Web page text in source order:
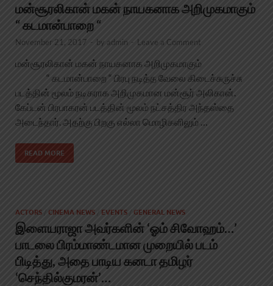
மன்சூரலிகான் மகன் நாயகனாக அறிமுகமாகும்
“ கடமான்பாறை “
November 21, 2017 - by admin - Leave a Comment
மன்சூரலிகான் மகன் நாயகனாக அறிமுகமாகும்
“ கடமான்பாறை “ பிரபு நடித்த வேலை கிடைச்சுருச்சு
படத்தின் மூலம் நடிகராக அறிமுகமான மன்சூர் அலிகான்.
கேப்டன் பிரபாகரன் படத்தின் மூலம் நட்சத்திர அந்தஸ்தை
அடைந்தார். அதற்கு பிறகு எல்லா மொழிகளிலும் …
READ MORE
ACTORS / CINEMA NEWS / EVENTS / GENERAL NEWS
இளையராஜா அவர்களின் ‘ஓம் சிவோஹம்…’
பாடலை பிரம்மாண்டமான முறையில் படம்
பிடித்து, அதை பாடிய கனடா தமிழர்
‘செந்தில்குமரன்’…